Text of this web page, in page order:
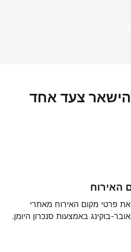
צעד אחד
האירוח
פרטי מקום האירוח מאתרי
בוקינג באמצעות סנכרון היומן.